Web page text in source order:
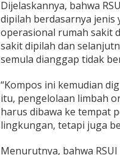
Dijelaskannya, bahwa
dipilah berdasarnya jenis
operasional rumah sakit
sakit dipilah dan
semula dianggap tidak
“Kompos ini kemudian
itu, pengelolaan limbah
harus dibawa ke tempat
lingkungan, tetapi juga
Menurutnya, bahwa